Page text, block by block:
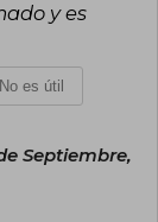
y es
No es útil
Septiembre,